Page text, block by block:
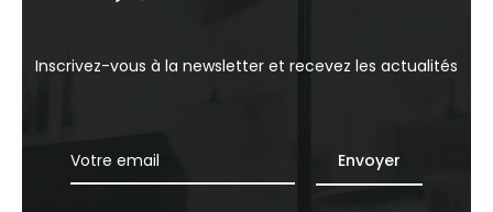
Inscrivez-vous à la newsletter et recevez les actualités